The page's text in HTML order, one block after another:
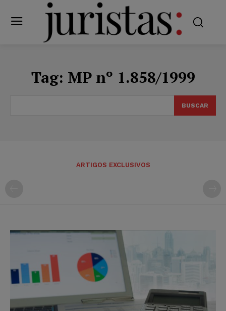
Tag: MP nº 1.858/1999
BUSCAR
ARTIGOS EXCLUSIVOS